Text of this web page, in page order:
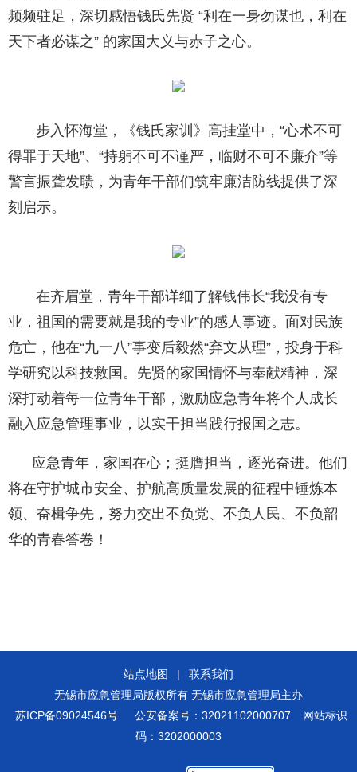
频频驻足，深切感悟钱氏先贤 “利在一身勿谋也，利在
天下者必谋之” 的家国大义与赤子之心。
步入怀海堂，《钱氏家训》高挂堂中，“心术不可
得罪于天地”、“持躬不可不谨严，临财不可不廉介”等
警言振聋发聩，为青年干部们筑牢廉洁防线提供了深
刻启示。
在齐眉堂，青年干部详细了解钱伟长“我没有专
业，祖国的需要就是我的专业”的感人事迹。面对民族
危亡，他在“九一八”事变后毅然“弃文从理”，投身于科
学研究以科技救国。先贤的家国情怀与奉献精神，深
深打动着每一位青年干部，激励应急青年将个人成长
融入应急管理事业，以实干担当践行报国之志。
应急青年，家国在心；挺膺担当，逐光奋进。他们
将在守护城市安全、护航高质量发展的征程中锤炼本
领、奋楫争先，努力交出不负党、不负人民、不负韶
华的青春答卷！
站点地图 |
联系我们
无锡市应急管理局版权所有 无锡市应急管理局主办
苏ICP备09024546号
公安备案号：32021102000707
网站标识
码：3202000003